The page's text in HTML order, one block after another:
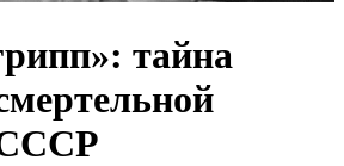
тайна
СССР